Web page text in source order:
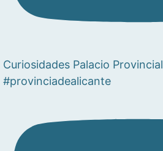
Curiosidades Palacio Provincial
#provinciadealicante